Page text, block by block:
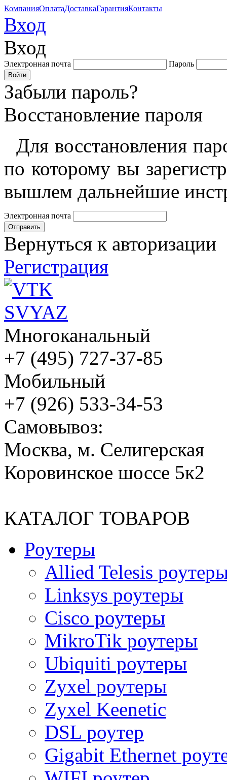
КомпанияОплатаДоставкаГарантияКонтакты
Вход
Вход
Электронная почта Пароль
Забыли пароль?
Восстановление пароля
Для восстановления
по которому вы
вышлем дальнейшие
Электронная почта
Вернуться к авторизации
Регистрация
Многоканальный
+7 (495) 727-37-85
Мобильный
+7 (926) 533-34-53
Cамовывоз:
Москва, м. Селигерская
Коровинское шоссе 5к2
КАТАЛОГ ТОВАРОВ
Роутеры
Allied Telesis
Linksys роутеры
Cisco роутеры
MikroTik роутеры
Ubiquiti роутеры
Zyxel роутеры
Zyxel Keenetic
DSL роутер
Gigabit Ethernet